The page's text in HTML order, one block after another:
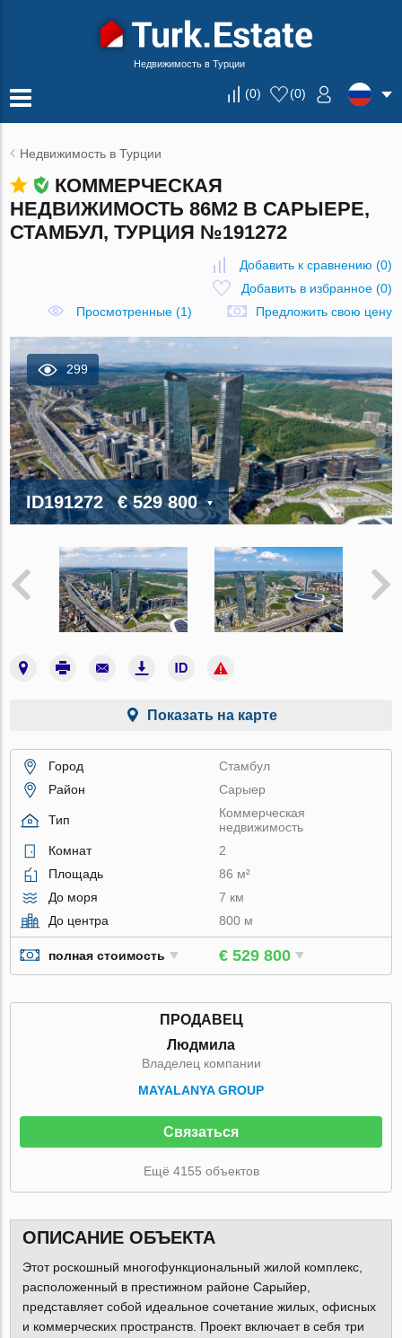
Недвижимость в Турции
(0) (0)
Недвижимость в Турции
КОММЕРЧЕСКАЯ
НЕДВИЖИМОСТЬ 86М2 В САРЫЕРЕ,
СТАМБУЛ, ТУРЦИЯ №191272
Добавить к сравнению (0)
Добавить в избранное(0)
Просмотренные (1)
Предложить свою цену
299
ID191272 € 529 800
Показать на карте
Город
Стамбул
Район
Сарыер
Тип
Коммерческая
недвижимость
Комнат
2
Площадь
86 м²
До моря
7 км
До центра
800 м
полная стоимость € 529 800
ПРОДАВЕЦ
Людмила
Владелец компании
MAYALANYA GROUP
Связаться
Ещё 4155 объектов
ОПИСАНИЕ ОБЪЕКТА
Этот роскошный многофункциональный жилой комплекс,
расположенный в престижном районе Сарыйер,
представляет собой идеальное сочетание жилых, офисных
и коммерческих пространств. Проект включает в себя три